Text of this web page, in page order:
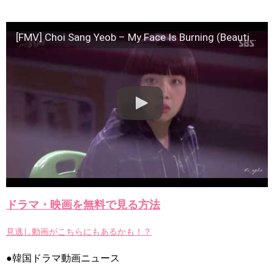
ハン・ヘジン 한혜진 – Still We (여전히 우리는)
九尾狐外伝 第２話 キム・ジウ チョ・ヒョンジェ
九尾狐外伝 メイキング03 ハン・イェスル
チョ・ヒョンジェ 조현재 九尾狐外伝 制作発表会
キム・テヒの弟イ・ワン♥イ・ボミ、今日（28日）結婚……
「ライフ・ オン・ マーズ」2019年11月2日TSUTAYAにて先行
レンタル開始！
(ENG SUB) Behind The Scene Hyun Bin 현빈❤️ 손예진 Son Ye
Jin-Crash Landing On You/ヒョンビン❤️ソンイェジン / エンジョイ❕
ユン・ギュンサン、番組にも登場した愛猫が急死…イ・ソンギ
ョンら同僚芸能人から慰めの言葉が続々 – Taka News
キム・レウォンの影絵遊び！？「黒騎士～永遠の約束～」メイ
キングを一部公開（DVD-SET2特典映像より）
「まず熱く掃除せよ」女優キム・ユジョン、「健康がとても回
【裏芸能】キムユジョンの熱愛彼氏はあの大物俳優
いでしょ？” Big News TV
キム・ユジョン、新ドラマ「まず熱く掃除せよ」に出演確
[FMV] Choi Sang Yeob – My Face Is Burning (Beautiful Gong Shim OST)
ドラマ・映画を無料で見る方法
見逃し動画がこちらにもあるかも！？
●韓国ドラマ動画ニュース